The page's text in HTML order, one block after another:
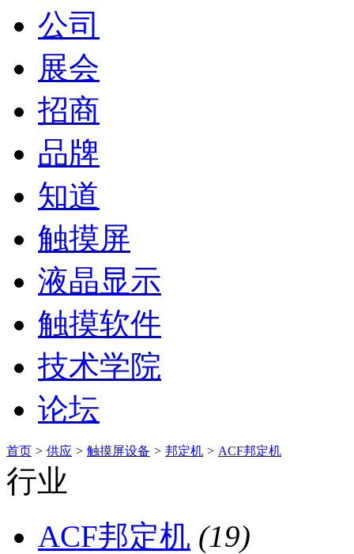
公司
展会
招商
品牌
知道
触摸屏
液晶显示
触摸软件
技术学院
论坛
首页 > 供应 > 触摸屏设备 > 邦定机 > ACF邦定机
行业
ACF邦定机 (19)